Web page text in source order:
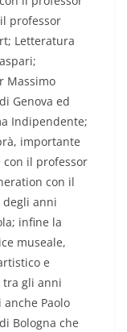
professor
Letteratura
Massimo
Genova ed
Indipendente;
importante
con il professor
con il
degli anni
infine la
museale,
e
tra gli anni
Paolo
Bologna che